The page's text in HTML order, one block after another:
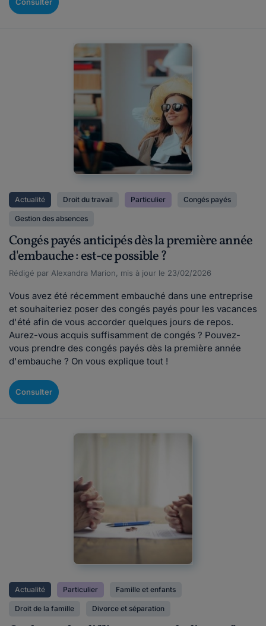
Actualité Droit du travail Particulier Congés payés
Gestion des absences
Congés payés anticipés dès la première année
d'embauche : est-ce possible ?
Rédigé par Alexandra Marion, mis à jour le 23/02/2026
Vous avez été récemment embauché dans une entreprise
et souhaiteriez poser des congés payés pour les vacances
d'été afin de vous accorder quelques jours de repos.
Aurez-vous acquis suffisamment de congés ? Pouvez-
vous prendre des congés payés dès la première année
d'embauche ? On vous explique tout !
Consulter
Actualité Particulier Famille et enfants
Droit de la famille Divorce et séparation